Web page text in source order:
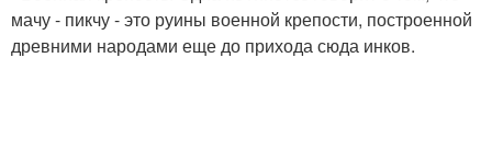
мачу - пикчу - это руины военной крепости, построенной
древними народами еще до прихода сюда инков.